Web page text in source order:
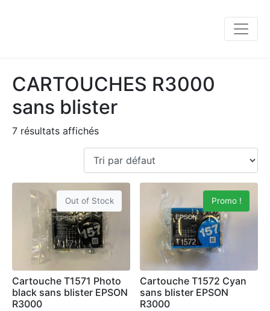
CARTOUCHES R3000
sans blister
7 résultats affichés
Out of Stock
Cartouche T1571 Photo
black sans blister EPSON
R3000
Promo !
Cartouche T1572 Cyan
sans blister EPSON
R3000